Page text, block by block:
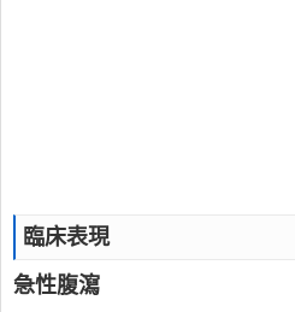
臨床表現
急性腹瀉